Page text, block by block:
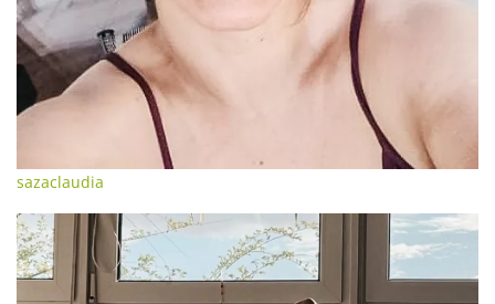
sazaclaudia